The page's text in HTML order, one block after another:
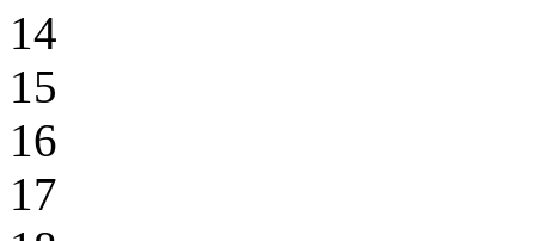
14
15
16
17